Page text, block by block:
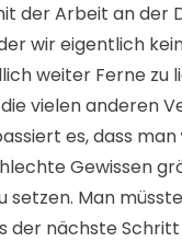
der Arbeit an der
wir eigentlich
weiter Ferne zu
vielen anderen
es, dass man
Gewissen
setzen. Man
nächste